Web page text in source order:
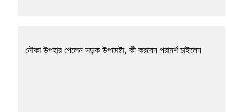
নৌকা উপহার পেলেন সড়ক উপদেষ্টা, কী করবেন পরামর্শ চাইলেন